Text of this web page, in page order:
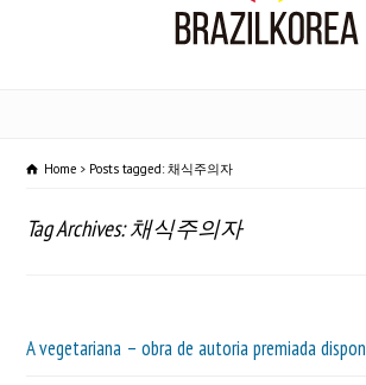
Home Posts tagged: 채식주의자
Tag Archives: 채식주의자
A vegetariana – obra de autoria premiada